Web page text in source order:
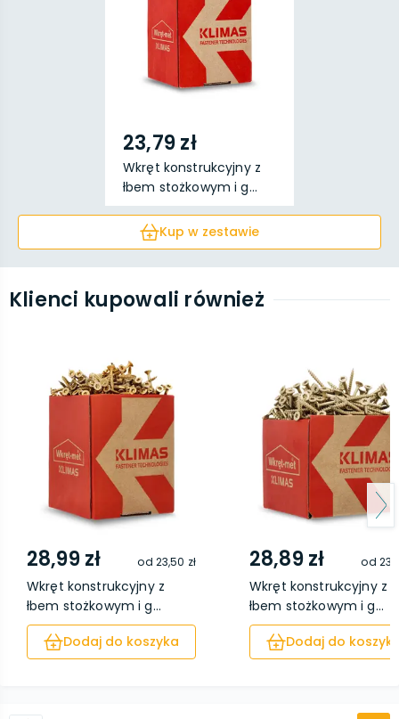
23,79 zł
Wkręt konstrukcyjny z
łbem stożkowym i g...
Kup w zestawie
Klienci kupowali również
28,99 zł od 23,50 zł
Wkręt konstrukcyjny z
łbem stożkowym i g...
Dodaj do koszyka
28,89 zł od
Wkręt konstrukcyjny z
łbem stożkowym i g...
Dodaj do